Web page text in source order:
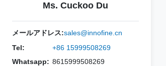
Ms. Cuckoo Du
メールアドレス:sales@innofine.cn
Tel:
+86 15999508269
Whatsapp: 8615999508269